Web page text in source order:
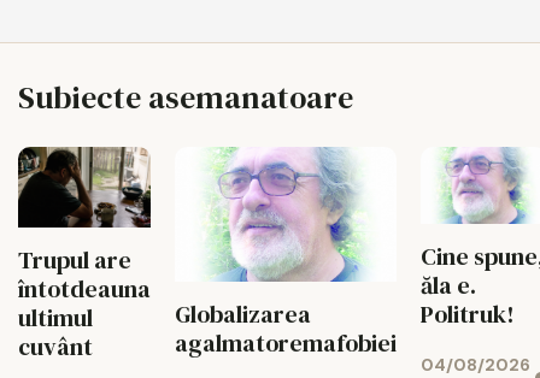
Subiecte asemanatoare
Trupul are
întotdeauna
ultimul
cuvânt
Globalizarea
agalmatoremafobiei
Cine
ăla e.
Politruk!
04/08/2026